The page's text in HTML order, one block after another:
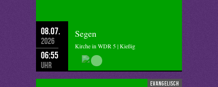
08.07.
2026
06:55
Uhr
Segen
Kirche in WDR 5 | Kießig
evangelisch